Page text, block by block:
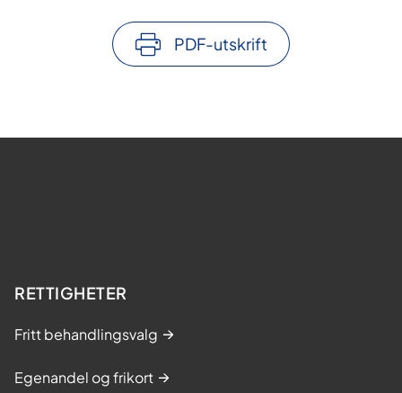
PDF-utskrift
RETTIGHETER
Fritt behandlingsvalg
Egenandel og frikort